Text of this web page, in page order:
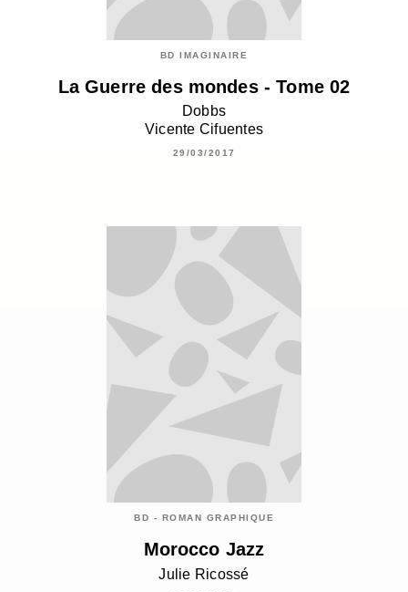
BD IMAGINAIRE
La Guerre des mondes - Tome 02
Dobbs
Vicente Cifuentes
29/03/2017
BD - ROMAN GRAPHIQUE
Morocco Jazz
Julie Ricossé